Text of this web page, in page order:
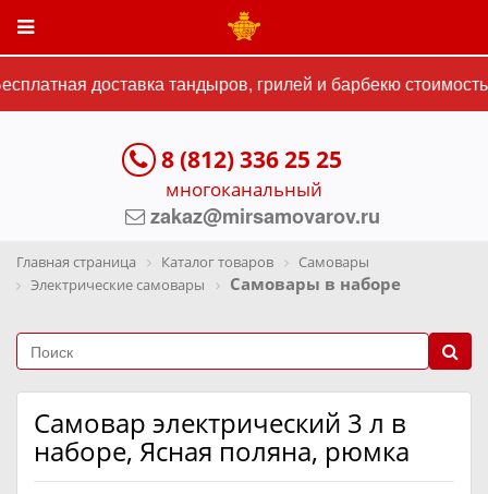
доставка тандыров, грилей и барбекю
8 (812) 336 25 25
многоканальный
zakaz@mirsamovarov.ru
Главная страница Каталог товаров
Самовары
Электрические самовары
Самовары в наборе
Самовар электрический 3 л в
наборе, Ясная поляна, рюмка